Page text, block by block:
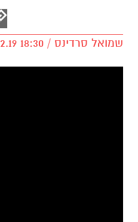
שמואל סרדינס / 18:30 15.02.19